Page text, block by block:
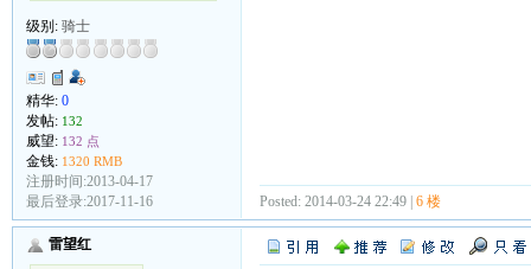
级别: 骑士
精华: 0
发帖: 132
威望: 132 点
金钱: 1320 RMB
注册时间:2013-04-17
最后登录:2017-11-16
Posted: 2014-03-24 22:49 | 6 楼
雷望红